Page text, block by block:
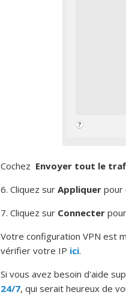
Cochez Envoyer tout le
6. Cliquez surAppliquer pour
7. Cliquez sur Connecter pour
Votre configuration VPN est
vérifier votre IP ici.
Si vous avez besoin d'aide
24/7, qui serait heureux de